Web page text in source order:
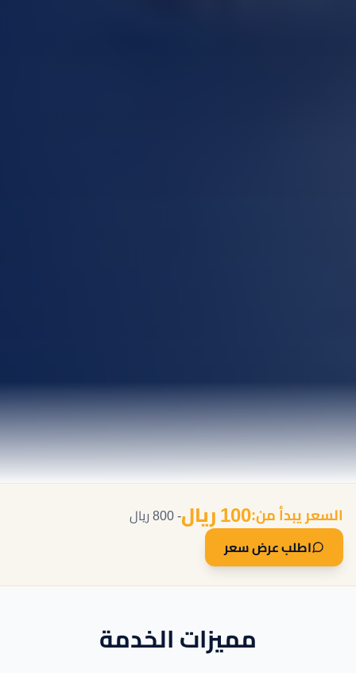
السعر يبدأ من:100 ريال
- 800 ريال
اطلب عرض سعر
مميزات الخدمة